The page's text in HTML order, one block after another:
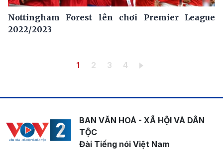
Nottingham Forest lên chơi Premier League
2022/2023
Trang hiện thời
1 Trang
2 Trang
3 Trang
4
BAN VĂN HOÁ - XÃ HỘI VÀ DÂN
TỘC
Đài Tiếng nói Việt Nam